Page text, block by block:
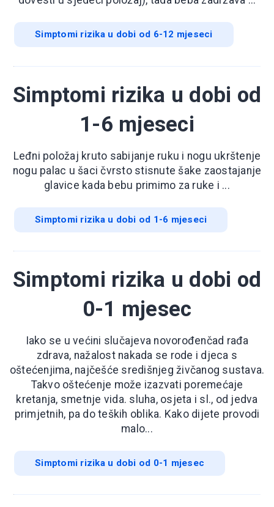
Simptomi rizika u dobi od 6-12 mjeseci
Simptomi rizika u dobi od
1-6 mjeseci
Leđni položaj kruto sabijanje ruku i nogu ukrštenje
nogu palac u šaci čvrsto stisnute šake zaostajanje
glavice kada bebu primimo za ruke i ...
Simptomi rizika u dobi od 1-6 mjeseci
Simptomi rizika u dobi od
0-1 mjesec
Iako se u većini slučajeva novorođenčad rađa
zdrava, nažalost nakada se rode i djeca s
oštećenjima, najčešće središnjeg živčanog sustava.
Takvo oštećenje može izazvati poremećaje
kretanja, smetnje vida. sluha, osjeta i sl., od jedva
primjetnih, pa do teških oblika. Kako dijete provodi
malo...
Simptomi rizika u dobi od 0-1 mjesec